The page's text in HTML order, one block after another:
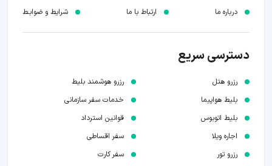
درباره ما ارتباط با ما شرایط و ضوابـط
دسترسی سریع
رزرو هتل
بلیط هواپیما
بلیط اتوبوس
اجاره ویلا
رزرو تور
رزرو هوشمند بلیط
خدمات سفر سازمانی
قوانین استرداد
سفر اقساطی
سفر کارت